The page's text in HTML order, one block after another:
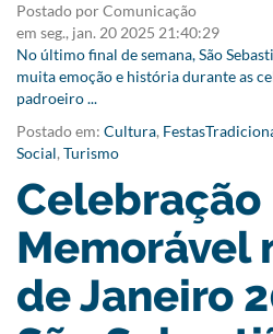
Postado por Comunicação
em seg., jan. 20 2025 21:40:29
No último final de semana, São
muita emoção e história durante as
padroeiro ...
Postado em: Cultura,
Social, Turismo
Celebração
Memorável
de Janeiro